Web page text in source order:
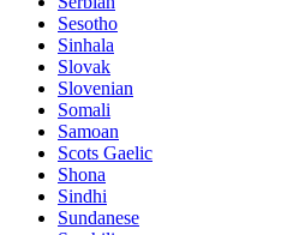
Sesotho
Sinhala
Slovak
Slovenian
Somali
Samoan
Scots Gaelic
Shona
Sindhi
Sundanese